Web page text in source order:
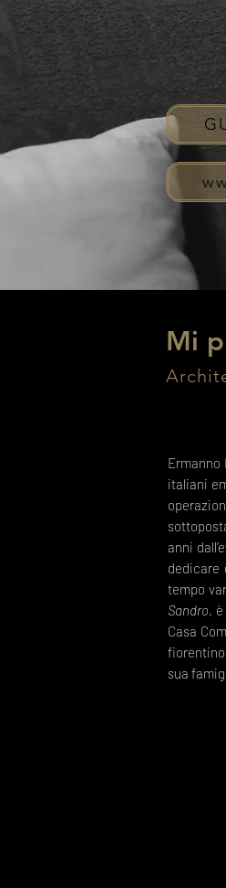
Mi
italiani
anni
dedicare
tempo
Sandro,
Casa
fiorentino
sua